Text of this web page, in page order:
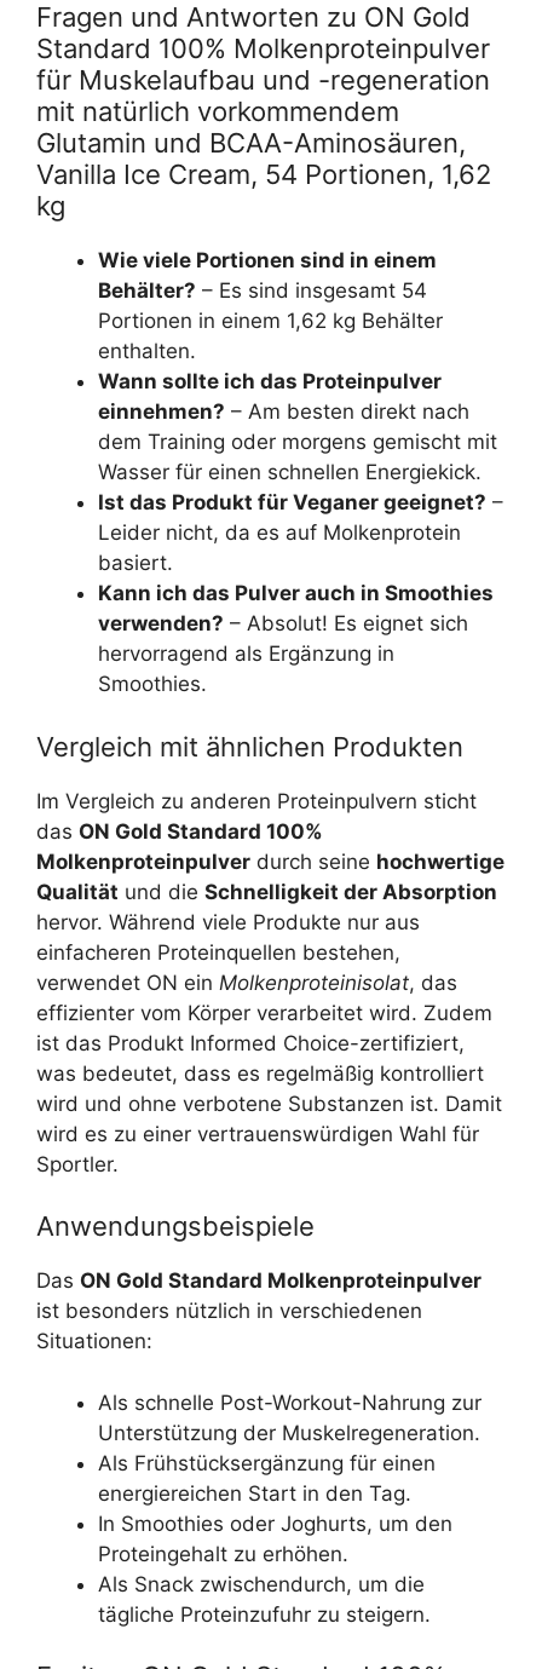
Fragen und Antworten zu ON Gold
Standard 100% Molkenproteinpulver
für Muskelaufbau und -regeneration
mit natürlich vorkommendem
Glutamin und BCAA-Aminosäuren,
Vanilla Ice Cream, 54 Portionen, 1,62
kg
Wie viele Portionen sind in einem
Behälter? – Es sind insgesamt 54
Portionen in einem 1,62 kg Behälter
enthalten.
Wann sollte ich das Proteinpulver
einnehmen? – Am besten direkt nach
dem Training oder morgens gemischt mit
Wasser für einen schnellen Energiekick.
Ist das Produkt für Veganer geeignet? –
Leider nicht, da es auf Molkenprotein
basiert.
Kann ich das Pulver auch in Smoothies
verwenden? – Absolut! Es eignet sich
hervorragend als Ergänzung in
Smoothies.
Vergleich mit ähnlichen Produkten
Im Vergleich zu anderen Proteinpulvern sticht
das ON Gold Standard 100%
Molkenproteinpulver durch seine hochwertige
Qualität und die Schnelligkeit der Absorption
hervor. Während viele Produkte nur aus
einfacheren Proteinquellen bestehen,
verwendet ON ein Molkenproteinisolat, das
effizienter vom Körper verarbeitet wird. Zudem
ist das Produkt Informed Choice-zertifiziert,
was bedeutet, dass es regelmäßig kontrolliert
wird und ohne verbotene Substanzen ist. Damit
wird es zu einer vertrauenswürdigen Wahl für
Sportler.
Anwendungsbeispiele
Das ON Gold Standard Molkenproteinpulver
ist besonders nützlich in verschiedenen
Situationen:
Als schnelle Post-Workout-Nahrung zur
Unterstützung der Muskelregeneration.
Als Frühstücksergänzung für einen
energiereichen Start in den Tag.
In Smoothies oder Joghurts, um den
Proteingehalt zu erhöhen.
Als Snack zwischendurch, um die
tägliche Proteinzufuhr zu steigern.